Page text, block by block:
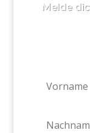
Melde